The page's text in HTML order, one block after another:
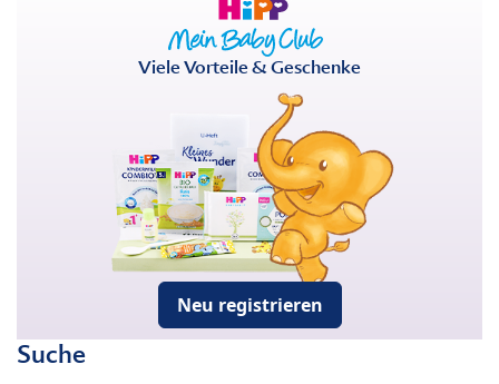
Viele Vorteile & Geschenke
Neu registrieren
Suche